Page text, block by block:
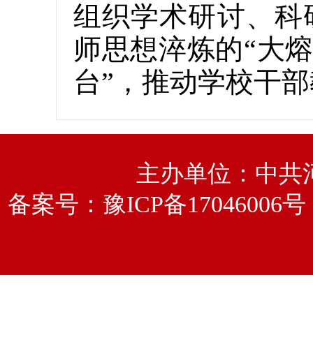
组织学术研讨、
师思想淬炼的“大
台”，推动学校干
主办单位：中
备案号： 豫ICP备17046006号